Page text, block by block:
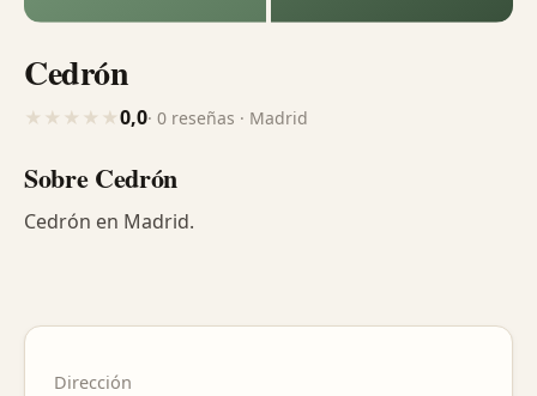
Cedrón
★ ★ ★ ★ ★0,0· 0 reseñas · Madrid
Sobre Cedrón
Cedrón en Madrid.
Dirección